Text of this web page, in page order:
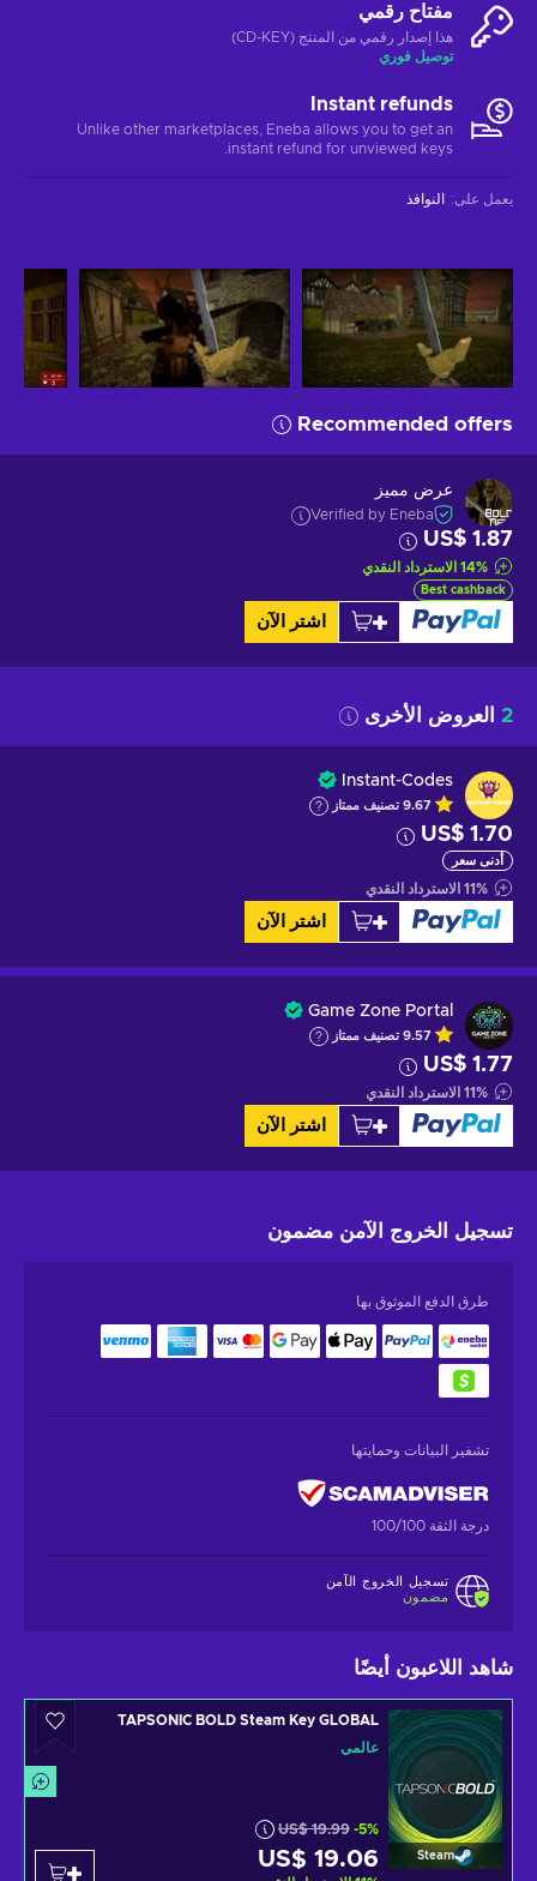
مفتاح رقمي
هذا إصدار رقمي من المنتج (CD-KEY)
توصيل فوري
Instant refunds
Unlike other marketplaces, Eneba allows you to get an
instant refund for unviewed keys.
يعمل على: النوافذ
Recommended offers
عرض مميز
Verified by Eneba
US$ 1.87
14% الاسترداد النقدي
Best cashback
اشتر الآن
2 العروض الأخرى
Instant-Codes
9.67 تصنيف ممتاز
US$ 1.70
أدنى سعر
11% الاسترداد النقدي
اشتر الآن
Game Zone Portal
9.57 تصنيف ممتاز
US$ 1.77
11% الاسترداد النقدي
اشتر الآن
تسجيل الخروج الآمن مضمون
طرق الدفع الموثوق بها
تشفير البيانات وحمايتها
درجة الثقة 100/100
تسجيل الخروج الآمن
مضمون
شاهد اللاعبون أيضًا
Steam
TAPSONIC BOLD Steam Key GLOBAL
عالمي
US$ 19.99 -5%
US$ 19.06